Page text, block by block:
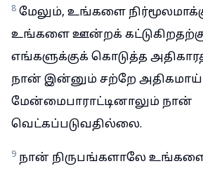
8 மேலும், உங்களை
உங்களை ஊன்றக்
எங்களுக்குக் கொடுத்த
நான் இன்னும் சற்றே அதிகமாய்
மேன்மைபாராட்டினாலும் நான்
வெட்கப்படுவதில்லை.
9 நான் நிருபங்களாலே